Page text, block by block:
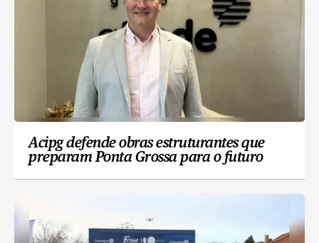
Acipg defende obras estruturantes que
preparam Ponta Grossa para o futuro